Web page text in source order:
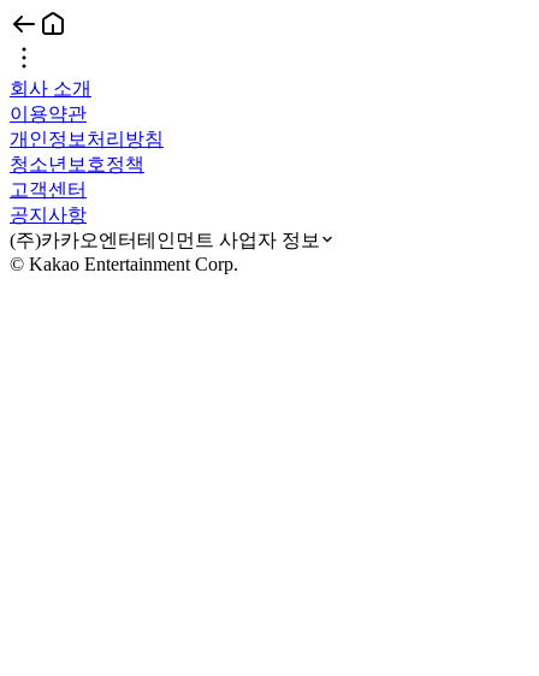
회사 소개
이용약관
개인정보처리방침
청소년보호정책
고객센터
공지사항
(주)카카오엔터테인먼트 사업자 정보
© Kakao Entertainment Corp.